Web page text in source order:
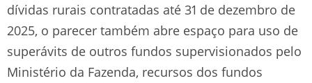
dívidas rurais contratadas até 31 de dezembro de
2025, o parecer também abre espaço para uso de
superávits de outros fundos supervisionados pelo
Ministério da Fazenda, recursos dos fundos